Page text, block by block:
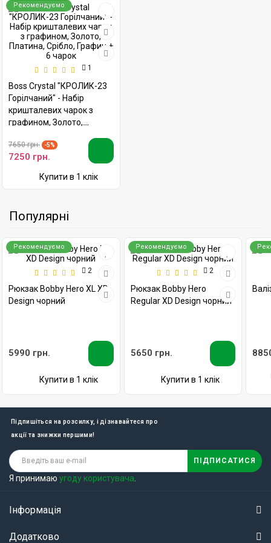
Рекомендуємо
1
Boss Crystal "КРОЛИК-23
Горілчаний" - Набір
кришталевих чарок з
графином, Золото,
6 чарок
7650 грн. -5%
7250 грн.
Купити в 1 клік
Популярні
Рекомендуємо
2
Рюкзак Bobby Hero XL XD
Design чорний
5990 грн.
Купити в 1 клік
Рекомендуємо
2
Рюкзак Bobby Hero
Regular XD Design чорний
5650 грн.
Купити в 1 клік
Підпишіться на розсилку, і дізнавайтеся про
акції та знижки першими!
ПІДПИСАТИСЯ
Я принимаю угоду користувача
Інформація
Додатково